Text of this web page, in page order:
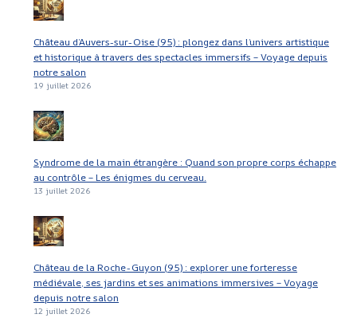
Château d’Auvers-sur-Oise (95) : plongez dans l’univers artistique
et historique à travers des spectacles immersifs – Voyage depuis
notre salon
19 juillet 2026
Syndrome de la main étrangère : Quand son propre corps échappe
au contrôle – Les énigmes du cerveau.
13 juillet 2026
Château de la Roche-Guyon (95) : explorer une forteresse
médiévale, ses jardins et ses animations immersives – Voyage
depuis notre salon
12 juillet 2026